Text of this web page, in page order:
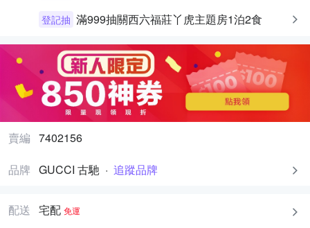
登記抽 滿999抽關西六福莊丫虎主題房1泊2食
賣編 7402156
品牌 GUCCI 古馳 · 追蹤品牌
配送 宅配 免運